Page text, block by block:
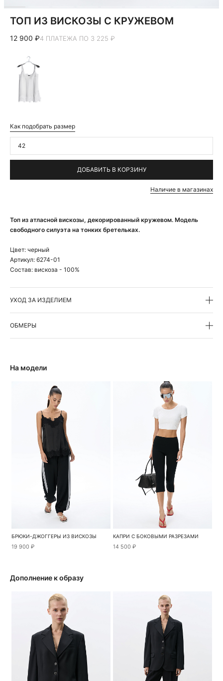
Топ из атласной вискозы, декорированный кружевом. Модель
свободного силуэта на тонких бретельках.
Цвет: черный
Артикул: 6274-01
Состав: вискоза - 100%
УХОД ЗА ИЗДЕЛИЕМ
ОБМЕРЫ
ТОП ИЗ ВИСКОЗЫ С КРУЖЕВОМ
12 900 ₽4 ПЛАТЕЖА ПО 3 225 ₽
Как подобрать размер
42
ДОБАВИТЬ В КОРЗИНУ
Наличие в магазинах
На модели
БРЮКИ-ДЖОГГЕРЫ ИЗ ВИСКОЗЫ
19 900 ₽
КАПРИ С БОКОВЫМИ РАЗРЕЗАМИ
14 500 ₽
Дополнение к образу